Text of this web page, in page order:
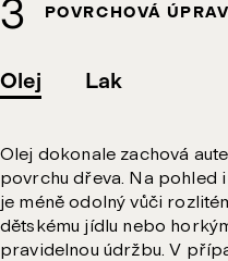
POVRCHOVÁ
Olej Lak
Olej dokonale zachová
povrchu dřeva. Na pohled
je méně odolný vůči
dětskému jídlu nebo
pravidelnou údržbu. V